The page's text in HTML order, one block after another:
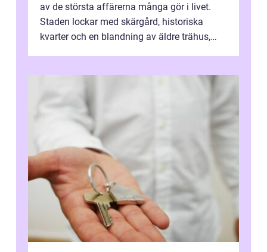
av de största affärerna många gör i livet.
Staden lockar med skärgård, historiska
kvarter och en blandning av äldre trähus,